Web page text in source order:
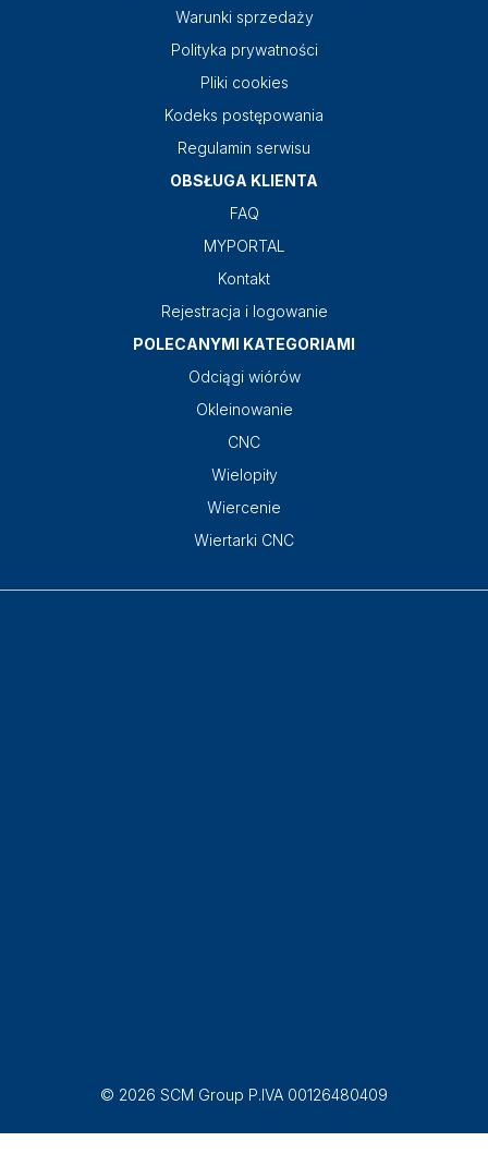
Warunki sprzedaży
Polityka prywatności
Pliki cookies
Kodeks postępowania
Regulamin serwisu
OBSŁUGA KLIENTA
FAQ
MYPORTAL
Kontakt
Rejestracja i logowanie
POLECANYMI KATEGORIAMI
Odciągi wiórów
Okleinowanie
CNC
Wielopiły
Wiercenie
Wiertarki CNC
© 2026 SCM Group P.IVA 00126480409